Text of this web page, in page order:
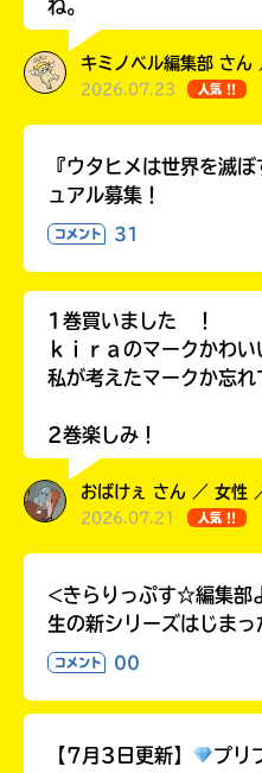
ね。
キミノベル編集部 さん
2026.07.23 人気 !!
『ウタヒメは世界を滅
ュアル募集！
コメント 31
1巻買いました ！
ｋｉｒａのマークかわい
私が考えたマークか忘れ
2巻楽しみ！
おばけぇ さん ／ 女性
2026.07.21 人気 !!
<きらりっぷす☆編集部
生の新シリーズはじまっ
コメント 00
【7月3日更新】 プリ